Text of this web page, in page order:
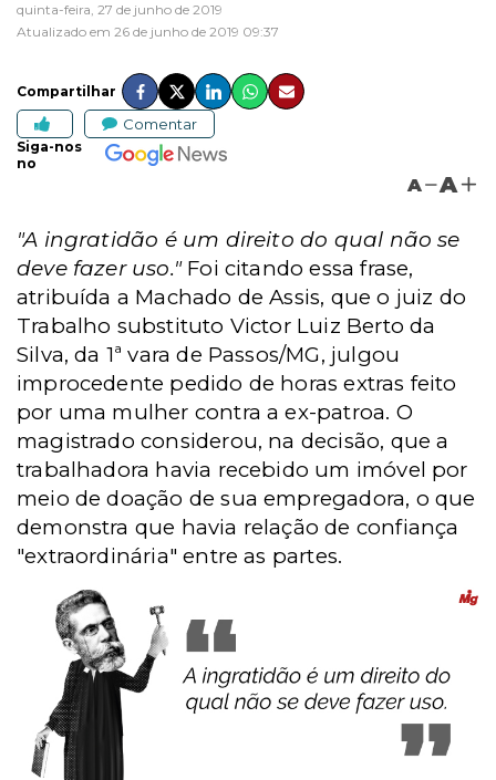
quinta-feira, 27 de junho de 2019
Atualizado em 26 de junho de 2019 09:37
Compartilhar
Comentar
Siga-nos
no
A A
"A ingratidão é um direito do qual não se
deve fazer uso."Foi citando essa frase,
atribuída a Machado de Assis, que o juiz do
Trabalho substituto Victor Luiz Berto da
Silva, da 1ª vara de Passos/MG, julgou
improcedente pedido de horas extras feito
por uma mulher contra a ex-patroa. O
magistrado considerou, na decisão, que a
trabalhadora havia recebido um imóvel por
meio de doação de sua empregadora, o que
demonstra que havia relação de confiança
"extraordinária" entre as partes.